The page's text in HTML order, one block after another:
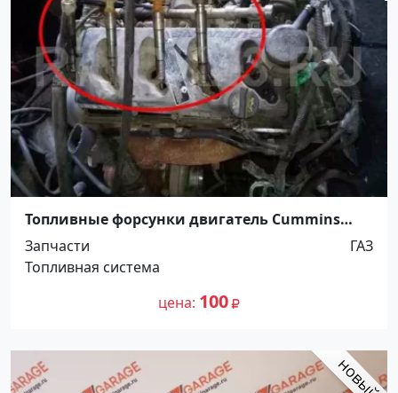
Топливные форсунки двигатель Cummins
Газель бу Краснодар
Запчасти
ГАЗ
Топливная система
цена 100